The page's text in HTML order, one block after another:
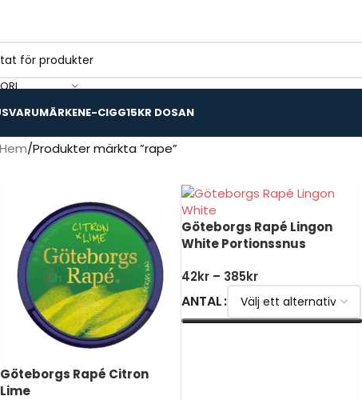
VARUMÄRKENE-CIGG15KR DOSAN
Hem Produkter märkta ”rape”
Göteborgs Rapé Citron
Lime
Göteborgs Rapé Lingon
White Portionssnus
42kr – 385kr
ANTAL